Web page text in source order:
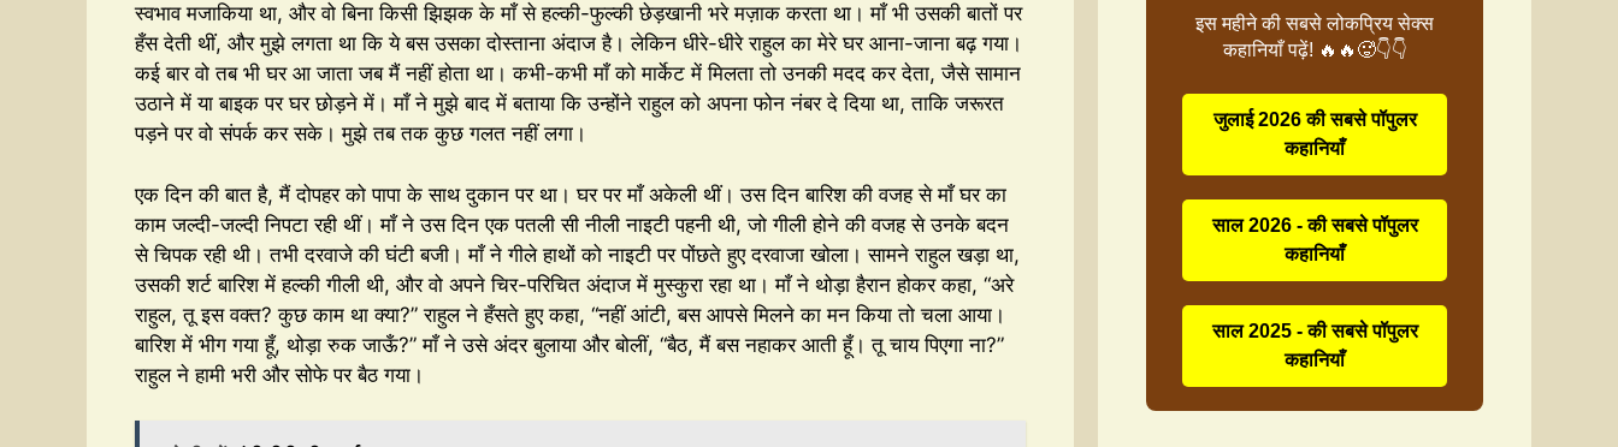
स्वभाव मजाकिया था, और वो बिना किसी झिझक के माँ से हल्की-फुल्की छेड़खानी भरे मज़ाक करता था। माँ भी उसकी बातों पर
हँस देती थीं, और मुझे लगता था कि ये बस उसका दोस्ताना अंदाज है। लेकिन धीरे-धीरे राहुल का मेरे घर आना-जाना बढ़ गया।
कई बार वो तब भी घर आ जाता जब मैं नहीं होता था। कभी-कभी माँ को मार्केट में मिलता तो उनकी मदद कर देता, जैसे सामान
उठाने में या बाइक पर घर छोड़ने में। माँ ने मुझे बाद में बताया कि उन्होंने राहुल को अपना फोन नंबर दे दिया था, ताकि जरूरत
पड़ने पर वो संपर्क कर सके। मुझे तब तक कुछ गलत नहीं लगा।
एक दिन की बात है, मैं दोपहर को पापा के साथ दुकान पर था। घर पर माँ अकेली थीं। उस दिन बारिश की वजह से माँ घर का
काम जल्दी-जल्दी निपटा रही थीं। माँ ने उस दिन एक पतली सी नीली नाइटी पहनी थी, जो गीली होने की वजह से उनके बदन
से चिपक रही थी। तभी दरवाजे की घंटी बजी। माँ ने गीले हाथों को नाइटी पर पोंछते हुए दरवाजा खोला। सामने राहुल खड़ा था,
उसकी शर्ट बारिश में हल्की गीली थी, और वो अपने चिर-परिचित अंदाज में मुस्कुरा रहा था। माँ ने थोड़ा हैरान होकर कहा, “अरे
राहुल, तू इस वक्त? कुछ काम था क्या?” राहुल ने हँसते हुए कहा, “नहीं आंटी, बस आपसे मिलने का मन किया तो चला आया।
बारिश में भीग गया हूँ, थोड़ा रुक जाऊँ?” माँ ने उसे अंदर बुलाया और बोलीं, “बैठ, मैं बस नहाकर आती हूँ। तू चाय पिएगा ना?”
राहुल ने हामी भरी और सोफे पर बैठ गया।
इस महीने की सबसे लोकप्रिय सेक्स
कहानियाँ पढ़ें! 🔥🔥🥵👇👇
जुलाई 2026 की सबसे पॉपुलर
कहानियाँ
साल 2026 - की सबसे पॉपुलर
कहानियाँ
साल 2025 - की सबसे पॉपुलर
कहानियाँ